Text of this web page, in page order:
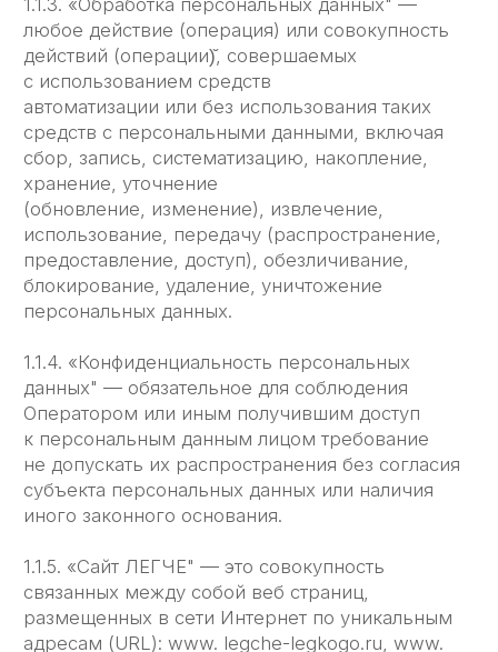
1.1.5. «Сайт ЛЕГЧЕ" — это совокупность
связанных между собой веб страниц,
размещенных в сети Интернет по уникальным
адресам (URL): www. legche-legkogo.ru, www.
легче-легкого.рф, а также их субдоменах.
1.1.6. «Субдомены" — это страницы или
совокупность страниц, расположенные
сайту ЛЕГЧЕ, а также другие временные
страницы, внизу которой указана контактная
информация Администрации.
1.1.5. «Пользователь сайта ЛЕГЧЕ» (далее
Пользователь) — лицо, имеющее доступ к сайту
и использующее информацию, материалы
1.1.7. «Cookies" — небольшой фрагмент данных,
отправленный веб-сервером и хранимый
на компьютере пользователя, который веб-
веб-серверу в HTTP- запросе при попытке
открыть страницу соответствующего сайта.
1.1.8. «IP-адрес" — уникальный сетевой адрес
узла в компьютерной сети, через который
2. Общие положения
2.1. Использование сайта ЛЕГЧЕ Пользователем
означает согласие с настоящей Политикой